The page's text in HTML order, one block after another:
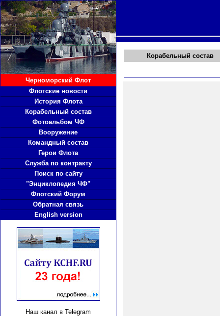
Черноморский Флот
Флотские новости
История Флота
Корабельный состав
Фотоальбом ЧФ
Вооружение
Командный состав
Герои Флота
Служба по контракту
Поиск по сайту
"Энциклопедия ЧФ"
Флотский Форум
Обратная связь
English version
Наш канал в Telegram
Корабельный состав